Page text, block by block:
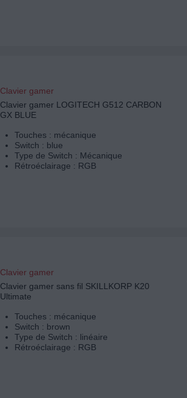
Clavier gamer
Clavier gamer LOGITECH G512 CARBON
GX BLUE
Touches : mécanique
Switch : blue
Type de Switch : Mécanique
Rétroéclairage : RGB
Clavier gamer
Clavier gamer sans fil SKILLKORP K20
Ultimate
Touches : mécanique
Switch : brown
Type de Switch : linéaire
Rétroéclairage : RGB